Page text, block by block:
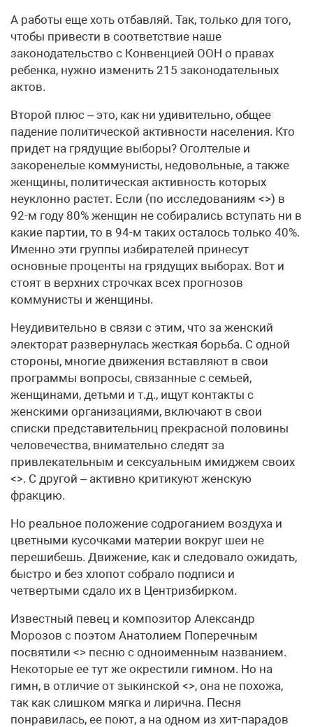
А работы еще хоть отбавляй. Так, только для того,
чтобы привести в соответствие наше
законодательство с Конвенцией ООН о правах
ребенка, нужно изменить 215 законодательных
актов.
Второй плюс – это, как ни удивительно, общее
падение политической активности населения. Кто
придет на грядущие выборы? Оголтелые и
закоренелые коммунисты, недовольные, а также
женщины, политическая активность которых
неуклонно растет. Если (по исследованиям <>) в
92-м году 80% женщин не собирались вступать ни в
какие партии, то в 94-м таких осталось только 40%.
Именно эти группы избирателей принесут
основные проценты на грядущих выборах. Вот и
стоят в верхних строчках всех прогнозов
коммунисты и женщины.
Неудивительно в связи с этим, что за женский
электорат развернулась жесткая борьба. С одной
стороны, многие движения вставляют в свои
программы вопросы, связанные с семьей,
женщинами, детьми и т.д., ищут контакты с
женскими организациями, включают в свои
списки представительниц прекрасной половины
человечества, внимательно следят за
привлекательным и сексуальным имиджем своих
<>. С другой – активно критикуют женскую
фракцию.
Но реальное положение содроганием воздуха и
цветными кусочками материи вокруг шеи не
перешибешь. Движение, как и следовало ожидать,
быстро и без хлопот собрало подписи и
четвертыми сдало их в Центризбирком.
Известный певец и композитор Александр
Морозов с поэтом Анатолием Поперечным
посвятили <> песню с одноименным названием.
Некоторые ее тут же окрестили гимном. Но на
гимн, в отличие от зыкинской <>, она не похожа,
так как слишком мягка и лирична. Песня
понравилась, ее поют, а на одном из хит-парадов